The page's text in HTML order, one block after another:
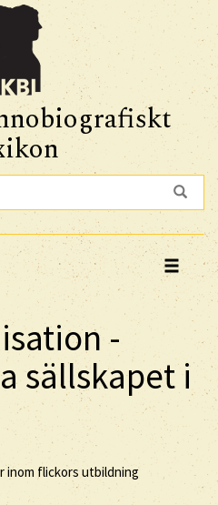
-
sällskapet i
inom flickors utbildning